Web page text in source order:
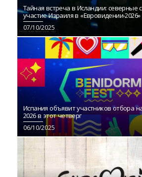
Тайная встреча в Исландии: северные
участие Израиля в «Евровидении‑2026»
07/10/2025
Испания объявит участников отбора
2026 в этот четверг
06/10/2025